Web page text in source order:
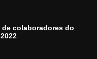
colaboradores do